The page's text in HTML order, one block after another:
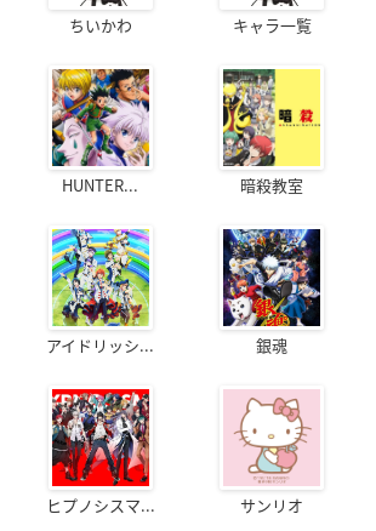
ちいかわ キャラ一覧
HUNTER... 暗殺教室
アイドリッシ... 銀魂
ヒプノシスマ... サンリオ